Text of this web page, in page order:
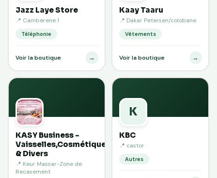
Jazz Laye Store
📍 Camberene 1
Téléphonie
Voir la boutique →
Kaay Taaru
📍 Dakar Petersen/colobane
Vêtements
Voir la boutique →
KASY Business -
Vaisselles,Cosmétiques
& Divers
📍 Keur Massar-Zone de
Recasement
K
KBC
📍 castor
Autres